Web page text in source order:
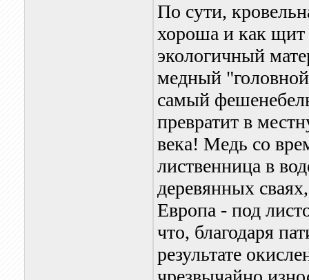
По сути,
хороша и как щит
экологичный
медный
самый
превратит в
века! Медь со
лиственница в
деревянных
Европа - под
что, благодаря
результате